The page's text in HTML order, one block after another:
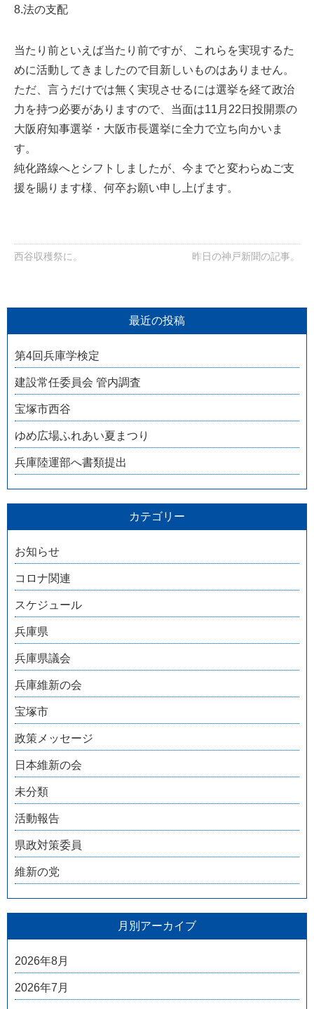
8.法の支配
当たり前といえば当たり前ですが、これらを実現するた
めに活動してきましたので目新しいものはありません。
ただ、言うだけでは無く実現させるには選挙を経て政治
力を持つ必要がありますので、当面は11月22日投開票の
大阪府知事選挙・大阪市長選挙に全力で立ち向かいま
す。
純化路線へとシフトしましたが、今までと変わらぬご支
援を賜ります様、何卒お願い申し上げます。
西谷収穫祭に。 昨日の神戸新聞の記事。
最近の投稿
第4回兵庫学検定
建設常任委員会 管内調査
宝塚市西谷
ゆめ広場ふれあい夏まつり
兵庫陸運部へ書類提出
カテゴリー
お知らせ
コロナ関連
スケジュール
兵庫県
兵庫県議会
兵庫維新の会
宝塚市
政策メッセージ
日本維新の会
未分類
活動報告
県政対策委員
維新の党
月別アーカイブ
2026年8月
2026年7月